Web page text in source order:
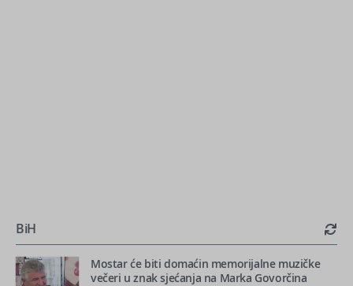
BiH
Mostar će biti domaćin memorijalne muzičke
večeri u znak sjećanja na Marka Govorčina